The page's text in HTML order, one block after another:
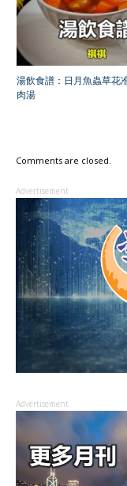
湯飲食譜：日月魚蟲草花
肉湯
Comments are closed.
Advertisement
Advertisement